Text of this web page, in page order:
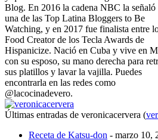
Blog. En 2016 la cadena NBC la señaló
una de las Top Latina Bloggers to Be
Watching, y en 2017 fue finalista entre
Food Creator de los Tecla Awards de
Hispanicize. Nació en Cuba y vive en
con su esposo, su mano derecha para
sus platillos y lavar la vajilla. Puedes
encontrarla en las redes como
@lacocinadevero.
Últimas entradas de veronicacervera (
Receta de Katsu-don - marzo 10,